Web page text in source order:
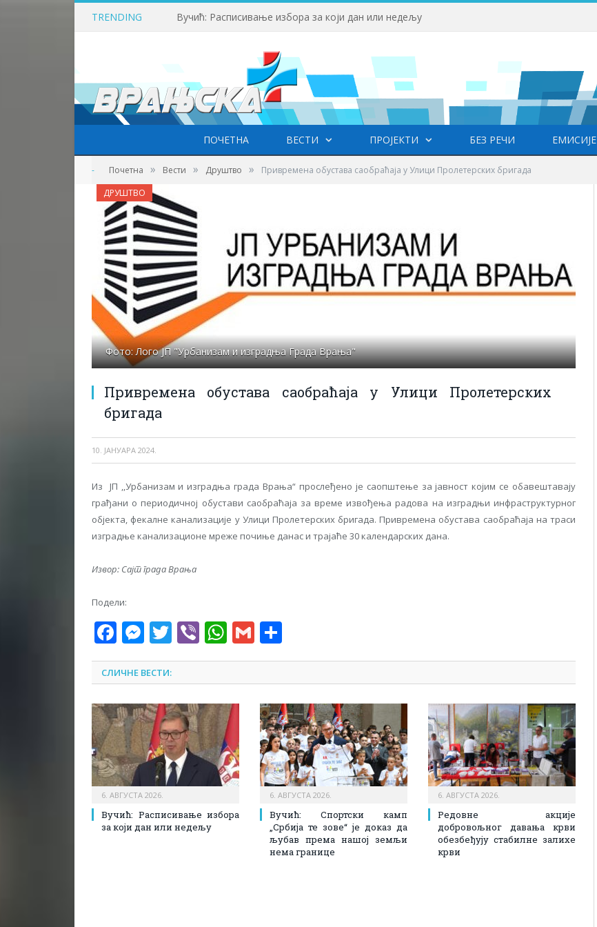
TRENDING
ПОЧЕТНА ВЕСТИ ПРОЈЕКТИ БЕЗ РЕЧИ ЕМИСИЈЕ
- Почетна » Вести » Друштво » Привремена обустава саобраћаја у Улици Пролетерских бригада
Фото: Лого ЈП "Урбанизам и изградња Града Врања"
Привремена обустава саобраћаја у Улици Пролетерских
бригада
10. ЈАНУАРА 2024.
ДРУШТВО
Из ЈП ,,Урбанизам и изградња града Врања“ прослеђено је саопштење за јавност којим се обавештавају
грађани о периодичној обустави саобраћаја за време извођења радова на изградњи инфраструктурног
објекта, фекалне канализације у Улици Пролетерских бригада. Привремена обустава саобраћаја на траси
изградње канализационе мреже почиње данас и трајаће 30 календарских дана.
Извор: Сајт града Врања
Подели:
Facebook
Messenger
Twitter
ViberWhatsApp
Gmail
СЛИЧНЕ ВЕСТИ:
6. АВГУСТА 2026.
Вучић: Расписивање избора
за који дан или недељу
6. АВГУСТА 2026.
Вучић: Спортски камп
„Србија те зове“ је доказ да
љубав према нашој земљи
нема границе
6. АВГУСТА 2026.
Редовне акције
добровољног давања крви
обезбеђују стабилне залихе
крви